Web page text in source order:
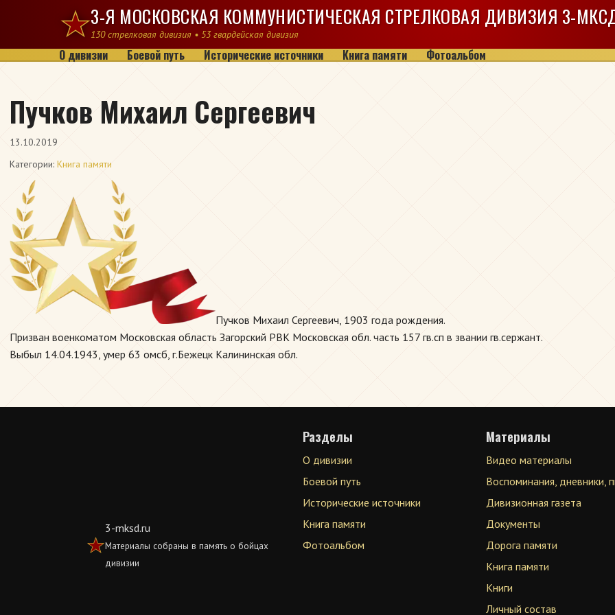
Перейти к содержимому3-Я МОСКОВСКАЯ КОММУНИСТИЧЕСКАЯ СТРЕЛКОВАЯ ДИВИЗИЯ 3-
130 стрелковая дивизия • 53 гвардейская дивизия
О дивизии Боевой путь Исторические источники Книга памяти Фотоальбом
Пучков Михаил Сергеевич
13.10.2019
Категории: Книга памяти
Пучков Михаил Сергеевич, 1903 года рождения.
Призван военкоматом Московская область Загорский РВК Московская обл. часть 157 гв.сп в звании гв.сержант.
Выбыл 14.04.1943, умер 63 омсб, г.Бежецк Калининская обл.
3-mksd.ru
Материалы собраны в память о бойцах
дивизии
Разделы
О дивизии
Боевой путь
Исторические источники
Книга памяти
Фотоальбом
Материалы
Видео материалы
Воспоминания, дневники,
Дивизионная газета
Документы
Дорога памяти
Книга памяти
Книги
Личный состав